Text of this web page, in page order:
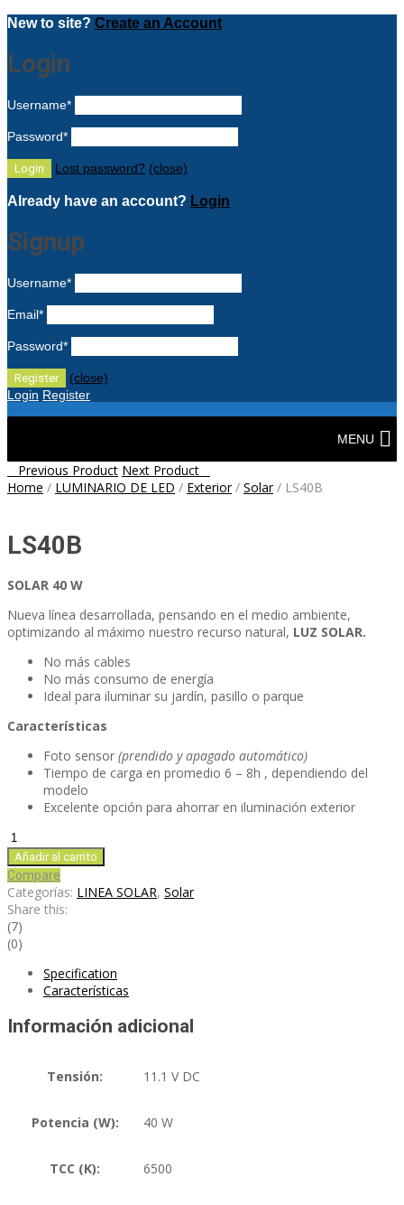
New to site? Create an Account
Login
Username*
Password*
Lost password? (close)
Already have an account? Login
Signup
Username*
Email*
Password*
(close)
Login Register
Skip
MENU
Post
navigation
Previous Product Next Product
Home / LUMINARIO DE LED / Exterior/ Solar/ LS40B
LS40B
SOLAR 40 W
Nueva línea desarrollada, pensando en el medio ambiente,
optimizando al máximo nuestro recurso natural, LUZ SOLAR.
No más cables
No más consumo de energía
Ideal para iluminar su jardín, pasillo o parque
Características
Foto sensor (prendido y apagado automático)
Tiempo de carga en promedio 6 – 8h , dependiendo del
modelo
Excelente opción para ahorrar en iluminación exterior
LS40B
cantidad
Añadir al carrito
Compare
Categorías: LINEA SOLAR, Solar
Share this:
(7)
(0)
Specification
Características
Información adicional
Tensión: 11.1 V DC
Potencia (W): 40 W
TCC (K): 6500